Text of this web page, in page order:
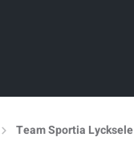
Team Sportia Lycksele